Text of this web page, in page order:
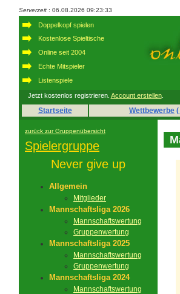
Serverzeit : 06.08.2026 09:23:33
Doppelkopf spielen
Kostenlose Spieltische
Online seit 2004
Echte Mitspieler
Listenspiele
Jetzt kostenlos registrieren. Account erstellen.
Startseite Wettbewerbe (
zurück zur Gruppenübersicht
Spielergruppe
Never give up
Allgemein
Mitglieder
Mannschaftsliga 2026
Mannschaftswertung
Gruppenwertung
Mannschaftsliga 2025
Mannschaftswertung
Gruppenwertung
Mannschaftsliga 2024
Mannschaftswertung